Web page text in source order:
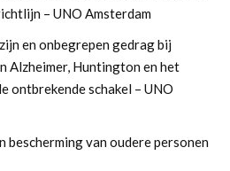
– UNO Amsterdam
en onbegrepen gedrag bij
Alzheimer, Huntington en het
ontbrekende schakel – UNO
bescherming van oudere personen